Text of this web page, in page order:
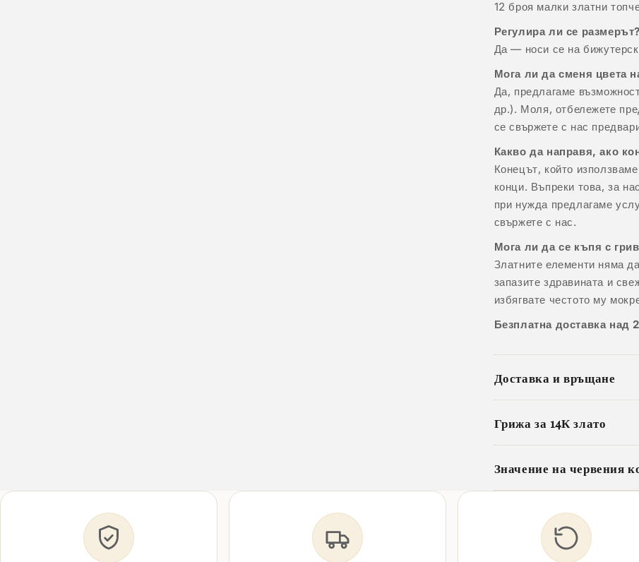
12 броя малки златни
Регулира ли се размерът?
Да — носи се на
Мога ли да сменя цвета
Да, предлагаме
др.). Моля, отбележете
се свържете с нас
Какво да направя, ако
Конецът, който
конци. Въпреки това, за
при нужда предлагаме
свържете с нас.
Мога ли да се къпя с
Златните елементи няма
запазите здравината и
избягвате честото му
Безплатна доставка над
Доставка и връщане
Грижа за 14К злато
Значение на червения